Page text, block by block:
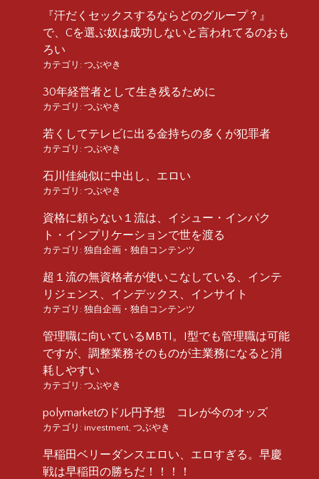
『汗だくセックスするならどのグループ？』
で、Cを選ぶ奴は成功しないと言われてるのおも
ろい
カテゴリ: つぶやき
30年経営者として生き残るために
カテゴリ: つぶやき
若くしてテレビに出る金持ちの多くが犯罪者
カテゴリ: つぶやき
石川佳純似に中出し、エロい
カテゴリ: つぶやき
資格に頼らない１流は、イシュー・インパク
ト・インプリケーションで世を渡る
カテゴリ: 独自企画・独自コンテンツ
超１流の無資格者が使いこなしている、インテ
リジェンス、インデックス、インサイト
カテゴリ: 独自企画・独自コンテンツ
管理職に向いているMBTI。I型でも管理職は可能
ですが、調整業務そのものが主業務になると消
耗しやすい
カテゴリ: つぶやき
polymarketのドル円予想 コレが今のオッズ
カテゴリ: investment つぶやき
早稲田ベリーダンスエロい、エロすぎる。早慶
戦は早稲田の勝ちだ！！！！